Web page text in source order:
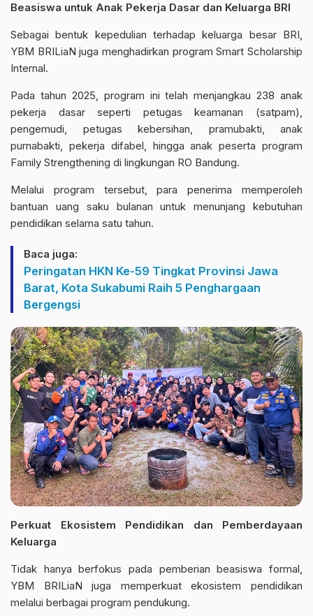
Beasiswa untuk Anak Pekerja Dasar dan Keluarga BRI
Sebagai bentuk kepedulian terhadap keluarga besar BRI,
YBM BRILiaN juga menghadirkan program Smart Scholarship
Internal.
Pada tahun 2025, program ini telah menjangkau 238 anak
pekerja dasar seperti petugas keamanan (satpam),
pengemudi, petugas kebersihan, pramubakti, anak
purnabakti, pekerja difabel, hingga anak peserta program
Family Strengthening di lingkungan RO Bandung.
Melalui program tersebut, para penerima memperoleh
bantuan uang saku bulanan untuk menunjang kebutuhan
pendidikan selama satu tahun.
Baca juga:
Peringatan HKN Ke-59 Tingkat Provinsi Jawa
Barat, Kota Sukabumi Raih 5 Penghargaan
Bergengsi
Perkuat Ekosistem Pendidikan dan Pemberdayaan
Keluarga
Tidak hanya berfokus pada pemberian beasiswa formal,
YBM BRILiaN juga memperkuat ekosistem pendidikan
melalui berbagai program pendukung.